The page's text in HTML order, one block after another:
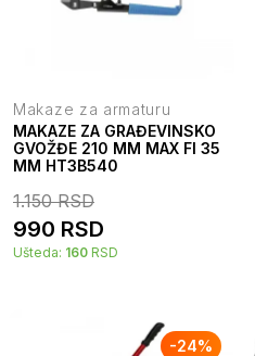
Makaze za armaturu
MAKAZE ZA GRAĐEVINSKO
GVOŽĐE 210 MM MAX FI 35
MM HT3B540
1.150RSD
990 RSD
Ušteda: 160 RSD
-24%